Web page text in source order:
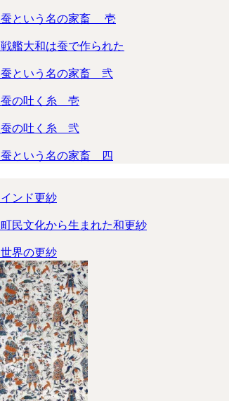
蚕という名の家畜 ＿壱
戦艦大和は蚕で作られた
蚕という名の家畜＿弐
蚕の吐く糸＿壱
蚕の吐く糸＿弐
蚕という名の家畜＿四
インド更紗
町民文化から生まれた和更紗
世界の更紗